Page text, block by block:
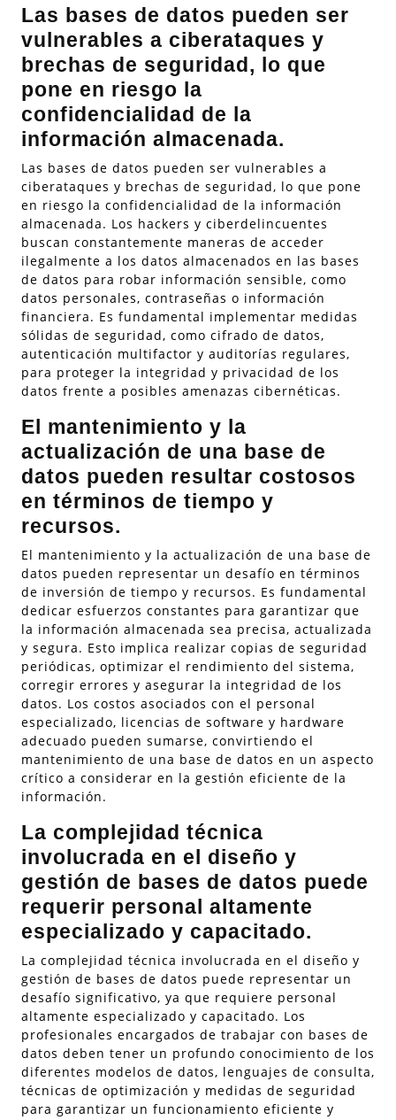
Las bases de datos pueden ser
vulnerables a ciberataques y
brechas de seguridad, lo que
pone en riesgo la
confidencialidad de la
información almacenada.
Las bases de datos pueden ser vulnerables a
ciberataques y brechas de seguridad, lo que pone
en riesgo la confidencialidad de la información
almacenada. Los hackers y ciberdelincuentes
buscan constantemente maneras de acceder
ilegalmente a los datos almacenados en las bases
de datos para robar información sensible, como
datos personales, contraseñas o información
financiera. Es fundamental implementar medidas
sólidas de seguridad, como cifrado de datos,
autenticación multifactor y auditorías regulares,
para proteger la integridad y privacidad de los
datos frente a posibles amenazas cibernéticas.
El mantenimiento y la
actualización de una base de
datos pueden resultar costosos
en términos de tiempo y
recursos.
El mantenimiento y la actualización de una base de
datos pueden representar un desafío en términos
de inversión de tiempo y recursos. Es fundamental
dedicar esfuerzos constantes para garantizar que
la información almacenada sea precisa, actualizada
y segura. Esto implica realizar copias de seguridad
periódicas, optimizar el rendimiento del sistema,
corregir errores y asegurar la integridad de los
datos. Los costos asociados con el personal
especializado, licencias de software y hardware
adecuado pueden sumarse, convirtiendo el
mantenimiento de una base de datos en un aspecto
crítico a considerar en la gestión eficiente de la
información.
La complejidad técnica
involucrada en el diseño y
gestión de bases de datos puede
requerir personal altamente
especializado y capacitado.
La complejidad técnica involucrada en el diseño y
gestión de bases de datos puede representar un
desafío significativo, ya que requiere personal
altamente especializado y capacitado. Los
profesionales encargados de trabajar con bases de
datos deben tener un profundo conocimiento de los
diferentes modelos de datos, lenguajes de consulta,
técnicas de optimización y medidas de seguridad
para garantizar un funcionamiento eficiente y